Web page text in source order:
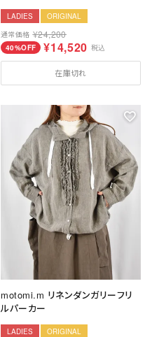
LADIES
ORIGINAL
通常価格 ¥24,200
40%OFF ¥14,520 税込
在庫切れ
motomi.m リネンダンガリーフリ
ルパーカー
LADIES ORIGINAL